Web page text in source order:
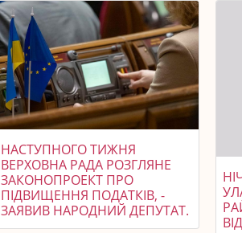
НАСТУПНОГО ТИЖНЯ
ВЕРХОВНА РАДА РОЗГЛЯНЕ
ЗАКОНОПРОЕКТ ПРО
ПІДВИЩЕННЯ ПОДАТКІВ, -
ЗАЯВИВ НАРОДНИЙ ДЕПУТАТ.